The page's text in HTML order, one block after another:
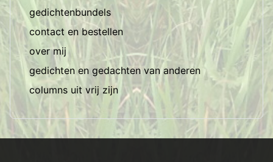
gedichtenbundels
contact en bestellen
over mij
gedichten en gedachten van anderen
columns uit vrij zijn